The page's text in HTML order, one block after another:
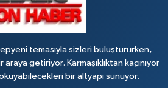
Yol Tarifi Al
temasıyla sizleri buluştururken,
getiriyor. Karmaşıklıktan kaçınıyor
bir altyapı sunuyor.